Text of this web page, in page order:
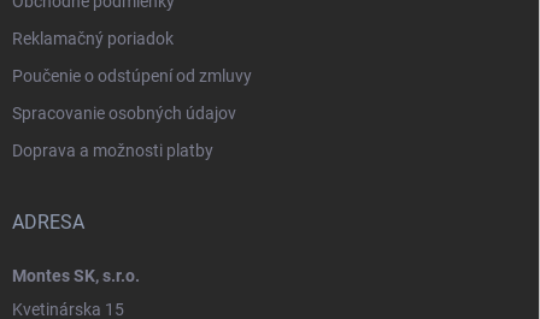
Reklamačný poriadok
Poučenie o odstúpení od zmluvy
Spracovanie osobných údajov
Doprava a možnosti platby
ADRESA
Montes SK, s.r.o.
Kvetinárska 15